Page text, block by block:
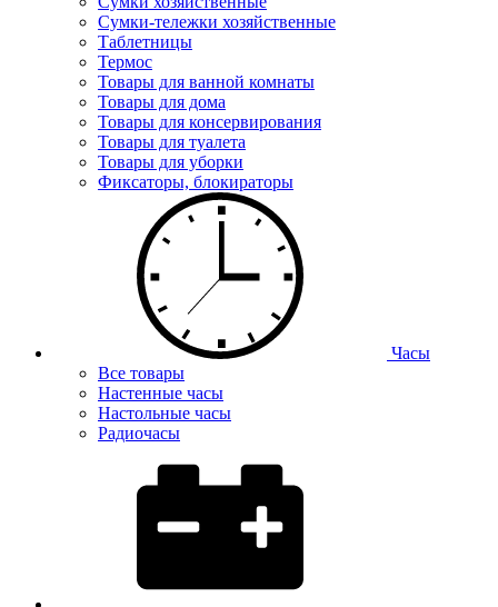
Сумки-тележки хозяйственные
Таблетницы
Термос
Товары для ванной комнаты
Товары для дома
Товары для консервирования
Товары для туалета
Товары для уборки
Фиксаторы, блокираторы
Часы
Все товары
Настенные часы
Настольные часы
Радиочасы